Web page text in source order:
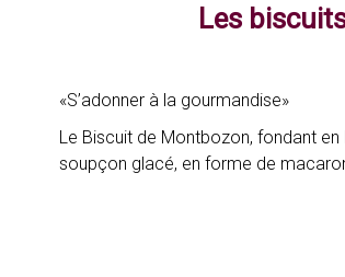
Les
«S’adonner à la gourmandise»
Le Biscuit de Montbozon, fondant en
soupçon glacé, en forme de